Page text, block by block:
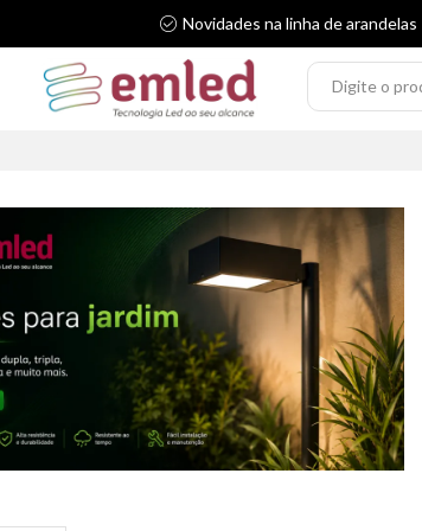
Novidades na linha de arandelas